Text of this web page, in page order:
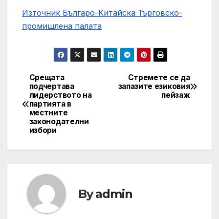
Източник Българо-Китайска Търговско-
промишлена палaта
Навигация
Стремете се да
запазите езиковия
пейзаж
Срещата
подчертава
лидерството на
партията в
местните
законодателни
избори
Byadmin